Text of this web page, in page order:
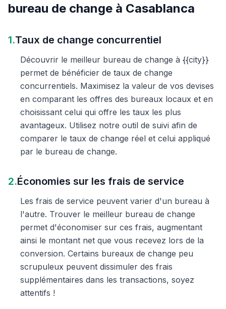
bureau de change à Casablanca
1.Taux de change concurrentiel
Découvrir le meilleur bureau de change à {{city}}
permet de bénéficier de taux de change
concurrentiels. Maximisez la valeur de vos devises
en comparant les offres des bureaux locaux et en
choisissant celui qui offre les taux les plus
avantageux. Utilisez notre outil de suivi afin de
comparer le taux de change réel et celui appliqué
par le bureau de change.
2.Économies sur les frais de service
Les frais de service peuvent varier d'un bureau à
l'autre. Trouver le meilleur bureau de change
permet d'économiser sur ces frais, augmentant
ainsi le montant net que vous recevez lors de la
conversion. Certains bureaux de change peu
scrupuleux peuvent dissimuler des frais
supplémentaires dans les transactions, soyez
attentifs !